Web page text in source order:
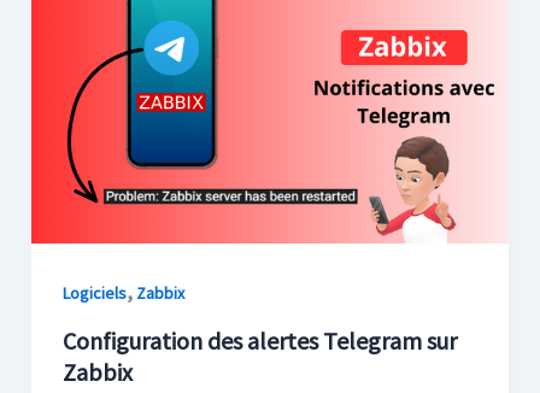
Logiciels, Zabbix
Configuration des alertes Telegram sur
Zabbix